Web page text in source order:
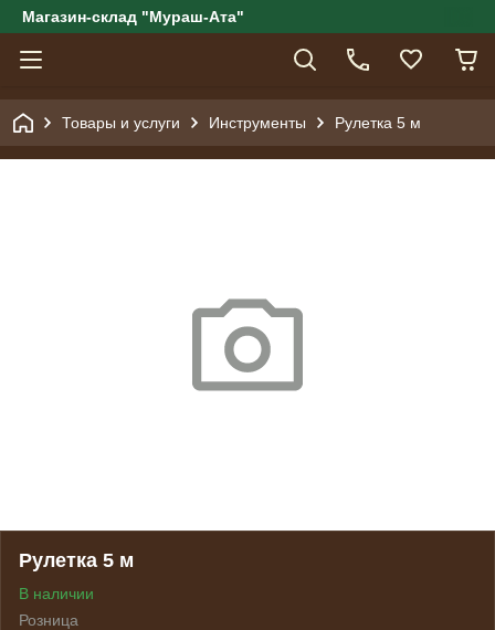
Магазин-склад "Мураш-Ата"
Товары и услуги Инструменты Рулетка 5 м
Рулетка 5 м
В наличии
Розница